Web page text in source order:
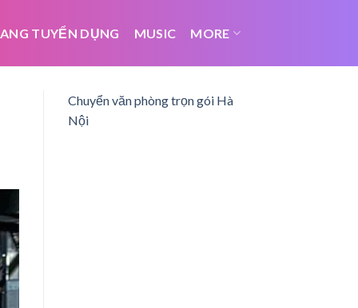
TUYỂN DỤNG MUSIC MORE
Chuyển văn phòng trọn gói Hà
Nội